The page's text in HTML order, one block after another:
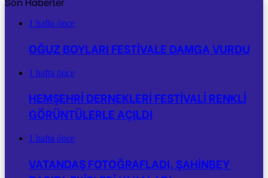
1 hafta önce
OĞUZ BOYLARI FESTİVALE DAMGA VURDU
1 hafta önce
HEMŞEHRİ DERNEKLERİ FESTİVALİ RENKLİ
GÖRÜNTÜLERLE AÇILDI
1 hafta önce
VATANDAŞ FOTOĞRAFLADI, ŞAHİNBEY